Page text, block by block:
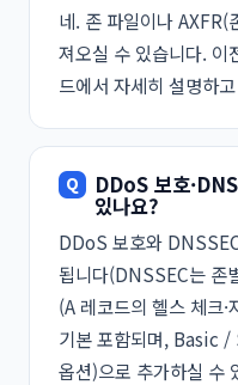
네. 존 파일이나 AXFR(
져오실 수 있습니다. 이
드에서 자세히 설명하
DDoS 보호
있나요?
DDoS 보호와
됩니다(DNSSEC는 존
(A 레코드의 헬스 체크
기본 포함되며, Basic
옵션)으로 추가하실 수